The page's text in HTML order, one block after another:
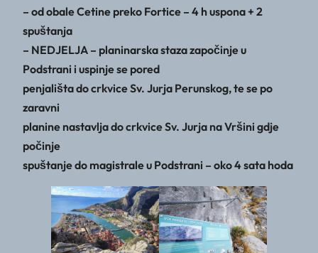
– od obale Cetine preko Fortice – 4 h uspona + 2
spuštanja
– NEDJELJA – planinarska staza započinje u
Podstrani i uspinje se pored
penjališta do crkvice Sv. Jurja Perunskog, te se po
zaravni
planine nastavlja do crkvice Sv. Jurja na Vršini gdje
počinje
spuštanje do magistrale u Podstrani – oko 4 sata hoda